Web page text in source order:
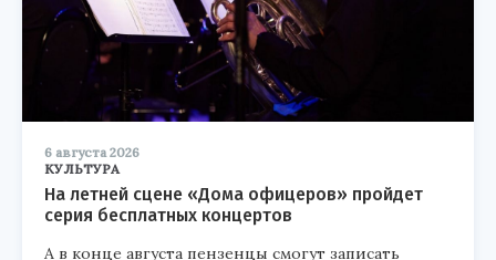
6 августа 2026
КУЛЬТУРА
На летней сцене «Дома офицеров» пройдет
серия бесплатных концертов
А в конце августа пензенцы смогут записать